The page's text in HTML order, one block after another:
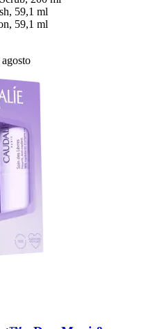
59,1 ml
59,1 ml